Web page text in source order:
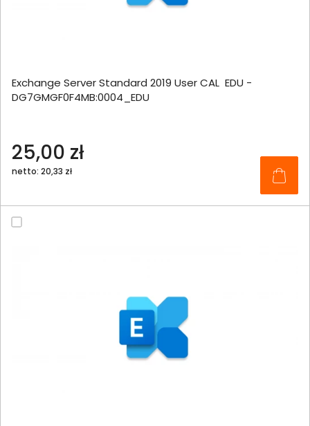
Exchange Server Standard 2019 User CAL EDU -
DG7GMGF0F4MB:0004_EDU
25,00 zł
netto: 20,33 zł